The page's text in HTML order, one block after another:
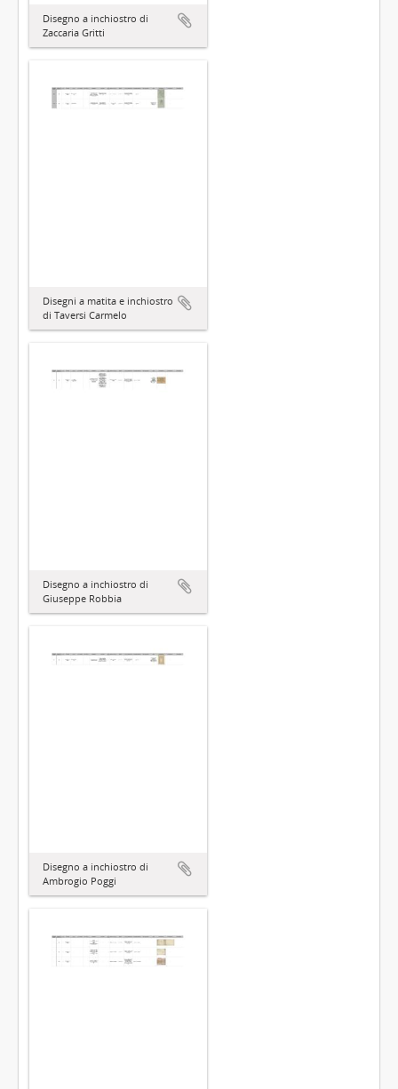
Disegno a inchiostro di
Zaccaria Gritti
Disegni a matita e inchiostro
di Taversi Carmelo
Disegno a inchiostro di
Giuseppe Robbia
Disegno a inchiostro di
Ambrogio Poggi